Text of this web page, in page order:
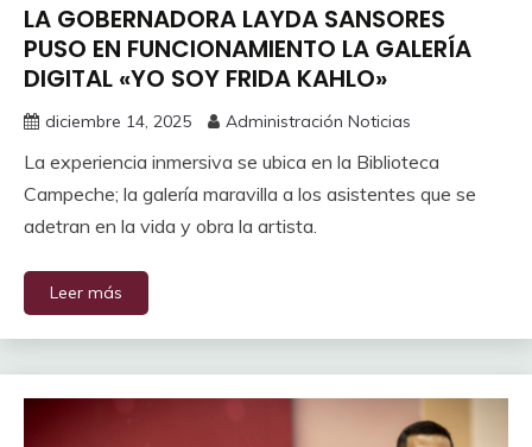
LA GOBERNADORA LAYDA SANSORES
PUSO EN FUNCIONAMIENTO LA GALERÍA
DIGITAL «YO SOY FRIDA KAHLO»
diciembre 14, 2025 Administración Noticias
La experiencia inmersiva se ubica en la Biblioteca
Campeche; la galería maravilla a los asistentes que se
adetran en la vida y obra la artista.
Leer más